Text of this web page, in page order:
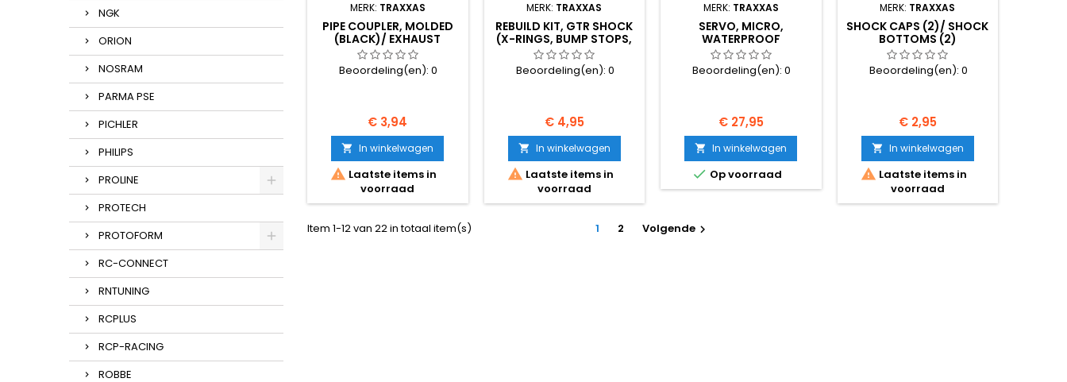
NGK
ORION
NOSRAM
PARMA PSE
PICHLER
PHILIPS
PROLINE
PROTECH
PROTOFORM
RC-CONNECT
RNTUNING
RCPLUS
RCP-RACING
ROBBE
MERK: TRAXXAS
PIPE COUPLER, MOLDED
(BLACK)/ EXHAUST
DEFLECTER (RUBBER, BLA
Beoordeling(en):0
Prijs
€ 3,94
 In winkelwagen
 Laatste items in
voorraad
MERK: TRAXXAS
REBUILD KIT, GTR SHOCK
(X-RINGS, BUMP STOPS,
BLADDERS, ALL P
Beoordeling(en): 0
Prijs
€ 4,95
 In winkelwagen
 Laatste items in
voorraad
MERK: TRAXXAS
SERVO, MICRO,
WATERPROOF
Beoordeling(en):0
Prijs
€ 27,95
 In winkelwagen
 Op voorraad
MERK: TRAXXAS
SHOCK CAPS (2)/ SHOCK
BOTTOMS (2)
Beoordeling(en): 0
Prijs
€ 2,95
 In winkelwagen
 Laatste items in
voorraad
Item 1-12 van 22 in totaal item(s) 1 2 Volgende 